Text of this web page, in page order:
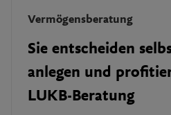
Vermögensberatung
Sie entscheiden
anlegen und
LUKB-Beratung